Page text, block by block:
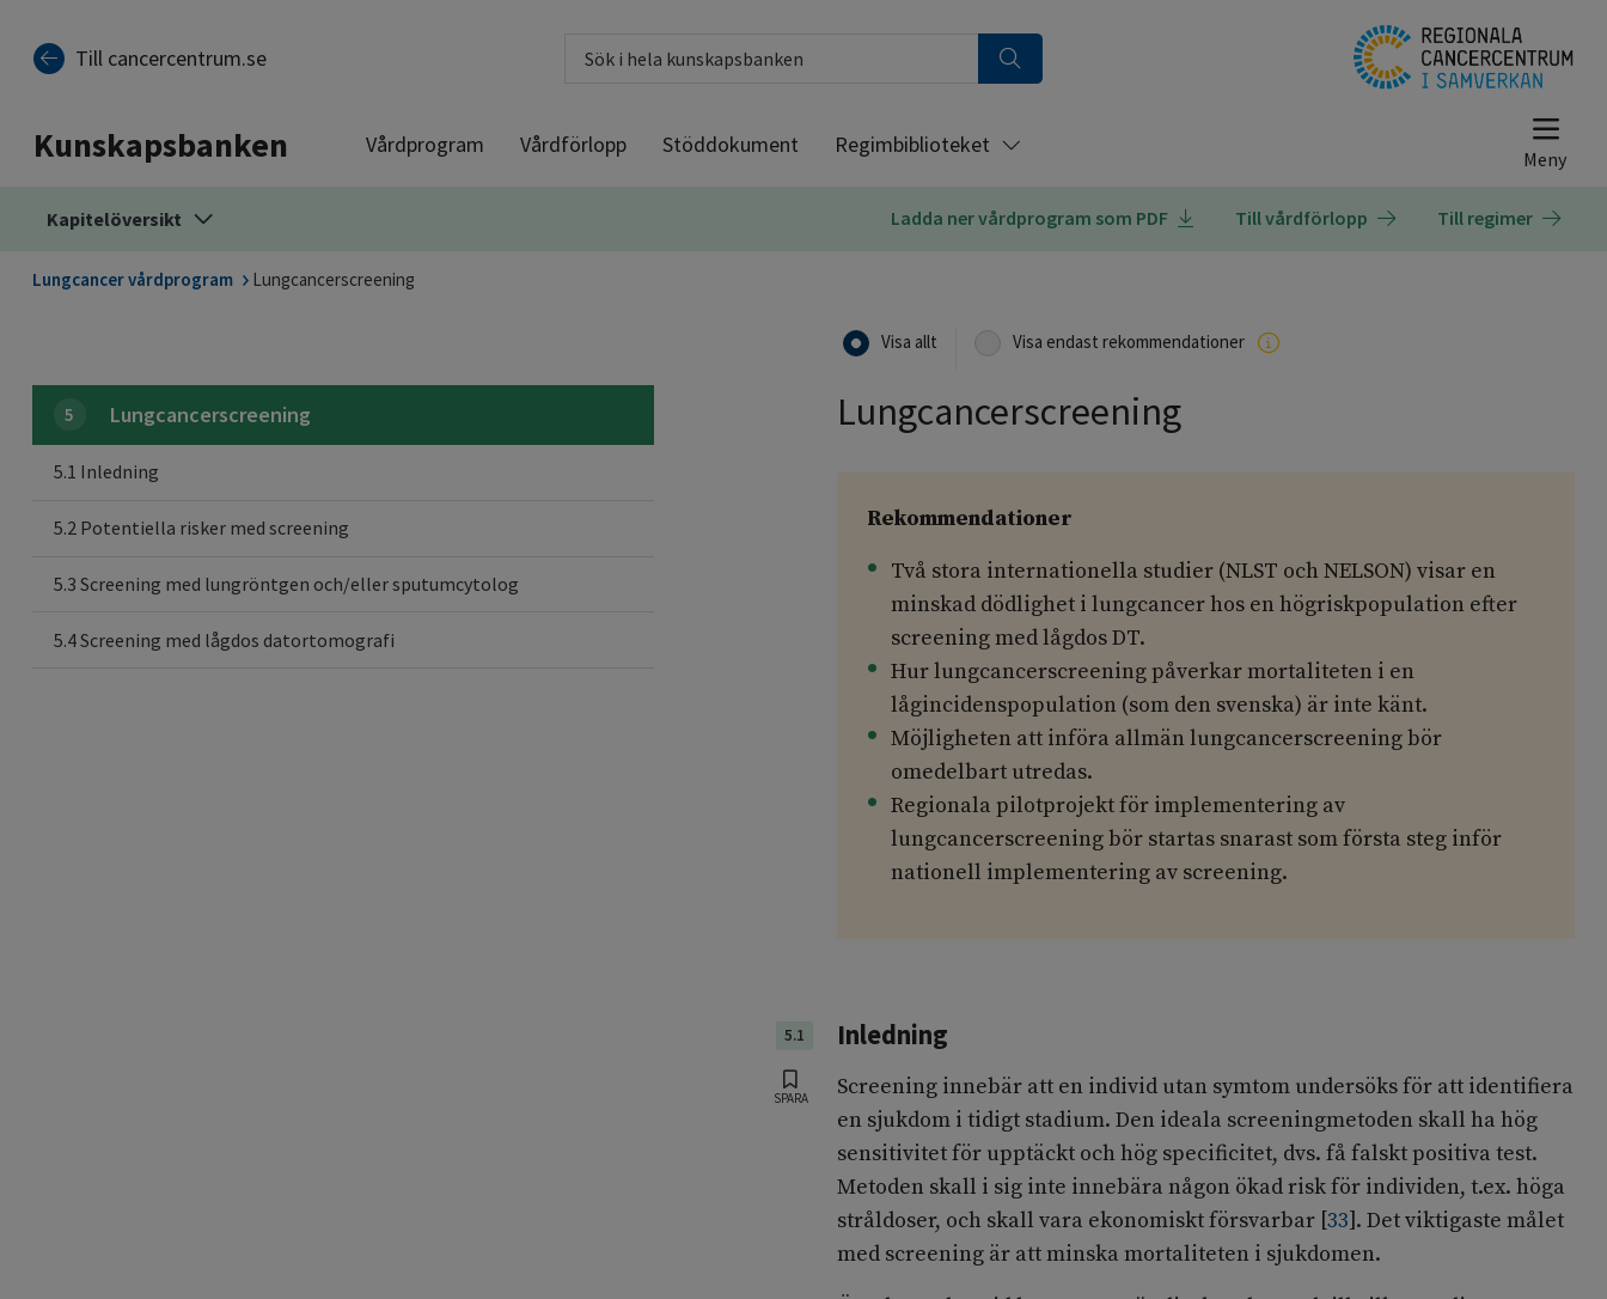
Till cancercentrum.se
Kunskapsbanken Vårdprogram Vårdförlopp Stöddokument Regimbiblioteket
Kapitelöversikt Ladda ner vårdprogram som PDF Till vårdförlopp Till regimer
Lungcancer vårdprogram Lungcancerscreening
5 Lungcancerscreening
5.1 Inledning
5.2 Potentiella risker med screening
5.3 Screening med lungröntgen och/eller sputumcytolog
5.4 Screening med lågdos datortomografi
Visa allt Visa endast rekommendationer
Lungcancerscreening
Rekommendationer
Två stora internationella studier (NLST och NELSON) visar en
minskad dödlighet i lungcancer hos en högriskpopulation efter
screening med lågdos DT.
Hur lungcancerscreening påverkar mortaliteten i en
lågincidenspopulation (som den svenska) är inte känt.
Möjligheten att införa allmän lungcancerscreening bör
omedelbart utredas.
Regionala pilotprojekt för implementering av
lungcancerscreening bör startas snarast som första steg inför
nationell implementering av screening.
5.1 Inledning
SPARA
Screening innebär att en individ utan symtom undersöks för att identifiera
en sjukdom i tidigt stadium. Den ideala screeningmetoden skall ha hög
sensitivitet för upptäckt och hög specificitet, dvs. få falskt positiva test.
Metoden skall i sig inte innebära någon ökad risk för individen, t.ex. höga
stråldoser, och skall vara ekonomiskt försvarbar [33]. Det viktigaste målet
med screening är att minska mortaliteten i sjukdomen.